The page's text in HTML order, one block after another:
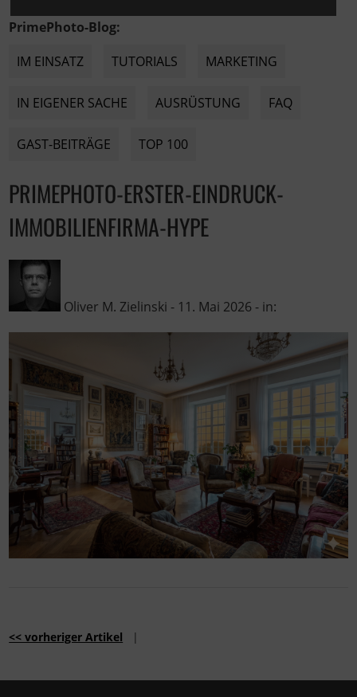
PrimePhoto-Blog:
IM EINSATZ
TUTORIALS MARKETING
IN EIGENER SACHE AUSRÜSTUNG FAQ
GAST-BEITRÄGE TOP 100
PRIMEPHOTO-ERSTER-EINDRUCK-
IMMOBILIENFIRMA-HYPE
Oliver M. Zielinski - 11. Mai 2026 - in:
<< vorheriger Artikel |